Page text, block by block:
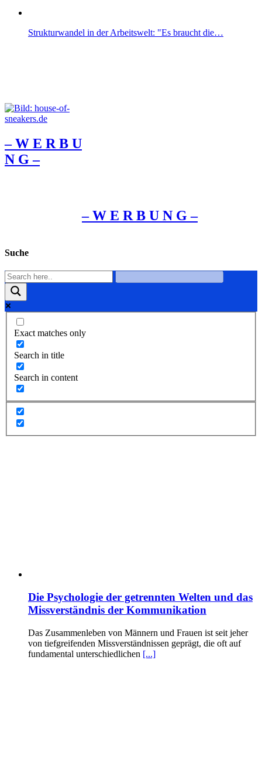
Strukturwandel in der Arbeitswelt: "Es braucht die…
– W Ε R Β U
Ν G –
– W Ε R Β U Ν G –
Suche
Exact matches only
Search in title
Search in content
Die Psychologie der getrennten Welten und das
Missverständnis der Kommunikation
Das Zusammenleben von Männern und Frauen ist seit jeher
von tiefgreifenden Missverständnissen geprägt, die oft auf
fundamental unterschiedlichen [...]